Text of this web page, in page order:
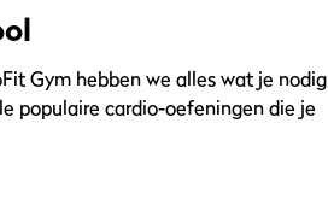
Gym hebben we alles wat je nodig
populaire cardio-oefeningen die je